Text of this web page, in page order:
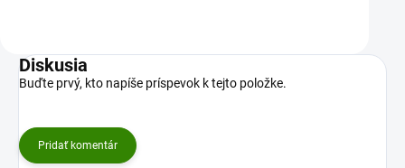
Diskusia
Buďte prvý, kto napíše príspevok k tejto položke.
Pridať komentár